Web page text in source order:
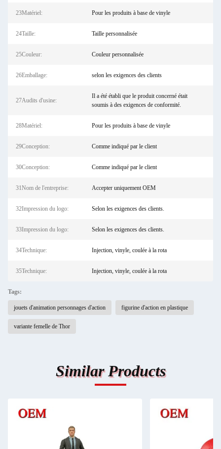
23Matériel: Pour les produits à base de vinyle
24Taille: Taille personnalisée
25Couleur: Couleur personnalisée
26Emballage: selon les exigences des clients
27Audits d'usine:
Il a été établi que le produit concerné était
soumis à des exigences de conformité.
28Matériel: Pour les produits à base de vinyle
29Conception: Comme indiqué par le client
30Conception: Comme indiqué par le client
31Nom de l'entreprise: Accepter uniquement OEM
32Impression du logo: Selon les exigences des clients.
33Impression du logo: Selon les exigences des clients.
34Technique: Injection, vinyle, coulée à la rota
35Technique: Injection, vinyle, coulée à la rota
Tags:
jouets d'animation personnages d'action figurine d'action en plastique
variante femelle de Thor
Similar Products